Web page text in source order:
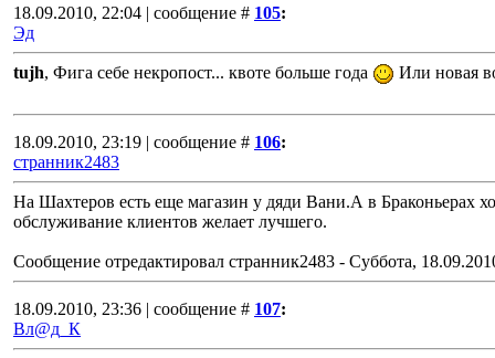
18.09.2010, 22:04 | сообщение # 105:
Эд
tujh, Фига себе некропост... квоте больше года Или новая
18.09.2010, 23:19 | сообщение # 106:
странник2483
На Шахтеров есть еще магазин у дяди Вани.А в Браконьерах
обслуживание клиентов желает лучшего.
Сообщение отредактировал странник2483 - Суббота,
18.09.2010, 23:36 | сообщение # 107:
Вл@д_К